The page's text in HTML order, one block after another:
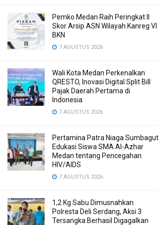
Pemko Medan Raih Peringkat II
Skor Arsip ASN Wilayah Kanreg VI
BKN
7 AGUSTUS 2026
Wali Kota Medan Perkenalkan
QRESTO, Inovasi Digital Split Bill
Pajak Daerah Pertama di
Indonesia
7 AGUSTUS 2026
Pertamina Patra Niaga Sumbagut
Edukasi Siswa SMA Al-Azhar
Medan tentang Pencegahan
HIV/AIDS
7 AGUSTUS 2026
1,2 Kg Sabu Dimusnahkan
Polresta Deli Serdang, Aksi 3
Tersangka Berhasil Digagalkan